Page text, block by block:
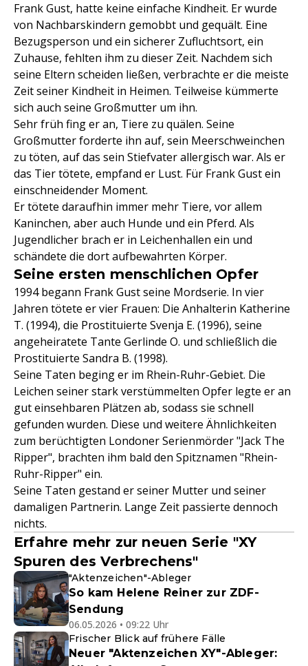
Frank Gust, hatte keine einfache Kindheit. Er wurde
von Nachbarskindern gemobbt und gequält. Eine
Bezugsperson und ein sicherer Zufluchtsort, ein
Zuhause, fehlten ihm zu dieser Zeit. Nachdem sich
seine Eltern scheiden ließen, verbrachte er die meiste
Zeit seiner Kindheit in Heimen. Teilweise kümmerte
sich auch seine Großmutter um ihn.
Sehr früh fing er an, Tiere zu quälen. Seine
Großmutter forderte ihn auf, sein Meerschweinchen
zu töten, auf das sein Stiefvater allergisch war. Als er
das Tier tötete, empfand er Lust. Für Frank Gust ein
einschneidender Moment.
Er tötete daraufhin immer mehr Tiere, vor allem
Kaninchen, aber auch Hunde und ein Pferd. Als
Jugendlicher brach er in Leichenhallen ein und
schändete die dort aufbewahrten Körper.
Seine ersten menschlichen Opfer
1994 begann Frank Gust seine Mordserie. In vier
Jahren tötete er vier Frauen: Die Anhalterin Katherine
T. (1994), die Prostituierte Svenja E. (1996), seine
angeheiratete Tante Gerlinde O. und schließlich die
Prostituierte Sandra B. (1998).
Seine Taten beging er im Rhein-Ruhr-Gebiet. Die
Leichen seiner stark verstümmelten Opfer legte er an
gut einsehbaren Plätzen ab, sodass sie schnell
gefunden wurden. Diese und weitere Ähnlichkeiten
zum berüchtigten Londoner Serienmörder "Jack The
Ripper", brachten ihm bald den Spitznamen "Rhein-
Ruhr-Ripper" ein.
Seine Taten gestand er seiner Mutter und seiner
damaligen Partnerin. Lange Zeit passierte dennoch
nichts.
Erfahre mehr zur neuen Serie "XY
Spuren des Verbrechens"
"Aktenzeichen"-Ableger
So kam Helene Reiner zur ZDF-
Sendung
06.05.2026 • 09:22 Uhr
Frischer Blick auf frühere Fälle
Neuer "Aktenzeichen XY"-Ableger: